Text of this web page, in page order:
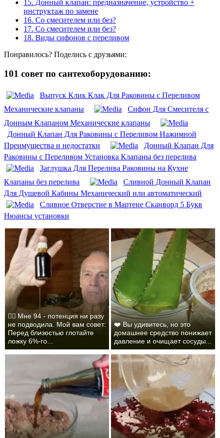
15. Донный клапан: предназначение, устройство +
инструктаж по замене
16. Со смесителем или без?
17. Со смесителем или без?
18. Виды сифонов с переливом
Понравилось? Поделись с друзьями:
101 совет по сантехоборудованию:
Выпуск Клик Клак Для Раковины с Переливом
Механические клапаны
Сифон Для Смесителя с
Донным Клапаном Механические клапаны
Донный Клапан Для Раковины с Переливом Нажимной
Преимущества и недостатки
Донный Клапан Для
Раковины с Переливом Установка Клапаны без перелива
Заглушка Для Перелива Раковины на Кухне
Клапаны без перелива
Сливной Донный Клапан
Для Душевой Кабины Механический или автоматический
Сливное Отверстие в Мартене Сканворд 5 Букв
Нюансы установки
❤️‍🔥 Мне 94 - потенция ни разу
не подводила. Мой вам совет:
Перед близостью глотайте
ложку 6%-го...
❤️ Вы удивитесь, но это
домашнее средство понижает
давление и очищает сосуды...